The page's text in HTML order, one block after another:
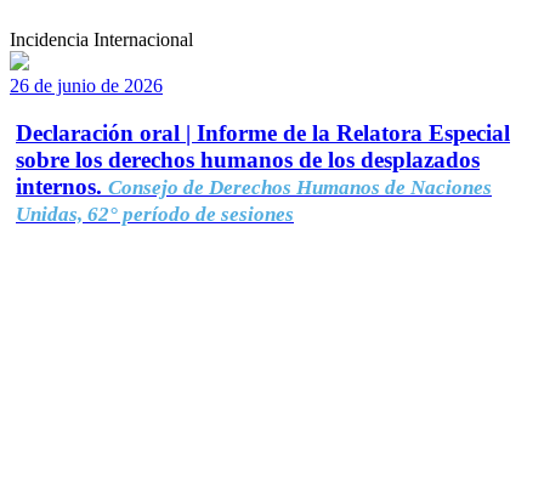
Incidencia Internacional
26 de junio de 2026
Declaración oral | Informe de la Relatora Especial
sobre los derechos humanos de los desplazados
internos. Consejo de Derechos Humanos de Naciones
Unidas, 62° período de sesiones